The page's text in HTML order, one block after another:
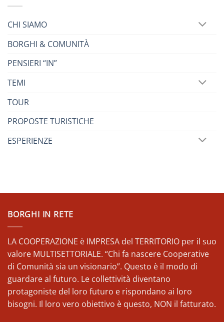
CHI SIAMO
BORGHI & COMUNITÀ
PENSIERI “IN”
TEMI
TOUR
PROPOSTE TURISTICHE
ESPERIENZE
BORGHI IN RETE
LA COOPERAZIONE è IMPRESA del TERRITORIO per il suo
valore MULTISETTORIALE. “Chi fa nascere Cooperative
di Comunità sia un visionario”. Questo è il modo di
guardare al futuro. Le collettività diventano
protagoniste del loro futuro e rispondano ai loro
bisogni. Il loro vero obiettivo è questo, NON il fatturato.